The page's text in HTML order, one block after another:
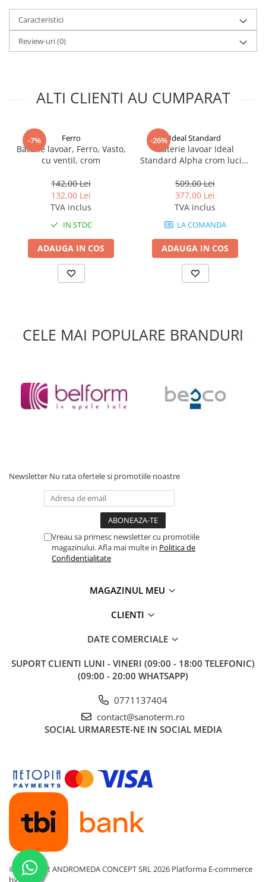
*Fotografia are un caracter informativ și poate conține accesorii
neincluse în pachetul standard; unele specificații ale produsului
pot fi modificate de către producător fără preaviz, sau pot
conține erori de operare.
Caracteristici
Review-uri(0)
ALTI CLIENTI AU CUMPARAT
-7% Ferro
Baterie lavoar, Ferro, Vasto,
cu ventil, crom
142,00 Lei
132,00 Lei
TVA inclus
IN STOC
ADAUGA IN COS
-26%Ideal Standard
Baterie lavoar Ideal
Standard Alpha crom lucios
Clack
509,00 Lei
377,00 Lei
TVA inclus
LA COMANDA
ADAUGA IN COS
CELE MAI POPULARE BRANDURI
Newsletter Nu rata ofertele si promotiile noastre
Vreau sa primesc newsletter cu promotiile
magazinului. Afla mai multe in Politica de
Confidentialitate
MAGAZINUL MEU
CLIENTI
DATE COMERCIALE
SUPORT CLIENTI LUNI - VINERI (09:00 - 18:00 TELEFONIC)
(09:00 - 20:00 WHATSAPP)
0771137404
contact@sanoterm.ro
SOCIAL URMARESTE-NE IN SOCIAL MEDIA
©Copyright ANDROMEDA CONCEPT SRL 2026 Platforma E-commerce
by Gomag